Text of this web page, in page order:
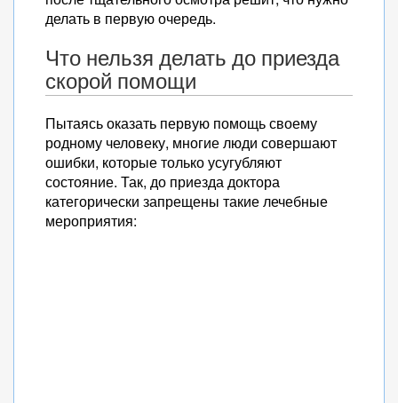
делать в первую очередь.
Что нельзя делать до приезда
скорой помощи
Пытаясь оказать первую помощь своему
родному человеку, многие люди совершают
ошибки, которые только усугубляют
состояние. Так, до приезда доктора
категорически запрещены такие лечебные
мероприятия: